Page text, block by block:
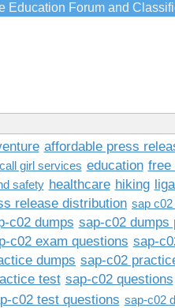
Education Forum and
affordable press
call girl services education free
safety healthcare hiking
release distribution sap
c02 dumps sap-c02 dumps
c02 exam questions sap-
dumps sap-c02
test sap-c02 questions
c02 test questions sap-c02